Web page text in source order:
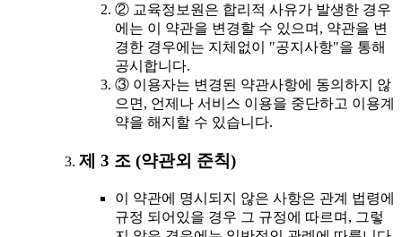
② 교육정보원은 합리적 사유가 발생한 경우
에는 이 약관을 변경할 수 있으며, 약관을 변
경한 경우에는 지체없이 "공지사항"을 통해
공시합니다.
③ 이용자는 변경된 약관사항에 동의하지 않
으면, 언제나 서비스 이용을 중단하고 이용계
약을 해지할 수 있습니다.
제 3 조 (약관외 준칙)
이 약관에 명시되지 않은 사항은 관계 법령에
규정 되어있을 경우 그 규정에 따르며, 그렇